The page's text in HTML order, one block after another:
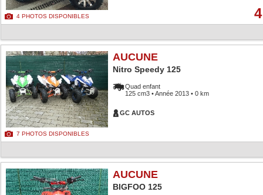
4 PHOTOS DISPONIBLES
7 PHOTOS DISPONIBLES
AUCUNE
Nitro Speedy 125
Quad enfant
125 cm3 • Année 2013 • 0 km
GC AUTOS
AUCUNE
BIGFOO 125